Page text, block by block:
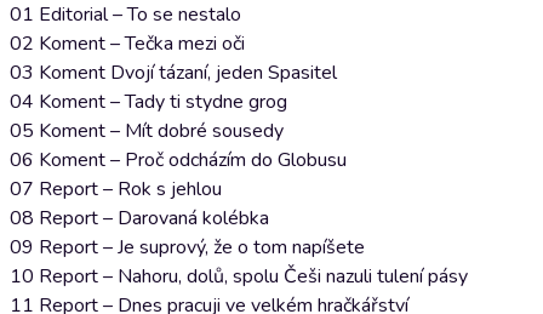
01 Editorial – To se nestalo
02 Koment – Tečka mezi oči
03 Koment Dvojí tázaní, jeden Spasitel
04 Koment – Tady ti stydne grog
05 Koment – Mít dobré sousedy
06 Koment – Proč odcházím do Globusu
07 Report – Rok s jehlou
08 Report – Darovaná kolébka
09 Report – Je suprový, že o tom napíšete
10 Report – Nahoru, dolů, spolu Češi nazuli tulení pásy
11 Report – Dnes pracuji ve velkém hračkářství